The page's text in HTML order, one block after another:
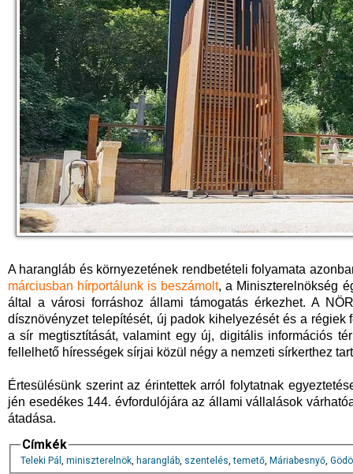
A harangláb és környezetének rendbetételi folyamata
márciusban hírportálunk is beszámolt, a Miniszterelnökség
által a városi forráshoz állami támogatás érkezhet. A
dísznövényzet telepítését, új padok kihelyezését és a
a sír megtisztítását, valamint egy új, digitális információs
fellelhető hírességek sírjai közül négy a nemzeti sírkerthez
Értesülésünk szerint az érintettek arról folytatnak
jén esedékes 144. évfordulójára az állami vállalások
átadása.
Címkék
Teleki Pál , miniszterelnök, harangláb, szentelés,temető, Máriabesnyő,